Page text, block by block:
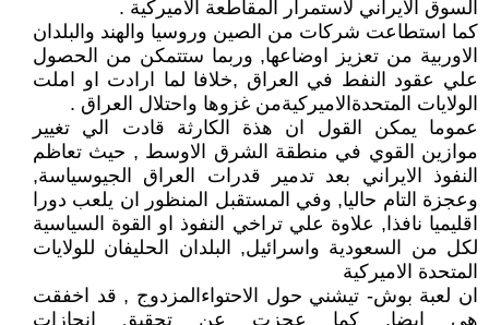
السوق الايراني لاستمرار المقاطعة الاميركية .
كما استطاعت شركات من الصين وروسيا والهند والبلدان
الاوربية من تعزيز اوضاعها, وربما ستتمكن من الحصول
علي عقود النفط في العراق ,خلافا لما ارادت او املت
الولايات المتحدةالاميركيةمن غزوها واحتلال العراق .
عموما يمكن القول ان هذة الكارثة قادت الي تغيير
موازين القوي في منطقة الشرق الاوسط , حيث تعاظم
النفوذ الايراني بعد تدمير قدرات العراق الجيوسياسة,
وعجزة التام حاليا, وفي المستقبل المنظور ان يلعب دورا
اقليميا نافذا, علاوة علي تراخي النفوذ او القوة السياسية
لكل من السعودية واسرائيل, البلدان الحليفان للولايات
المتحدة الاميركية
ان لعبة بوش- تيشني حول الاحتواءالمزدوج , قد اخفقت
هي ايضا, كما عجزت عن تحقيق انجازات